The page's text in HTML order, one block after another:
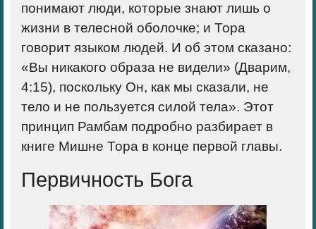
понимают люди, которые знают лишь о
жизни в телесной оболочке; и Тора
говорит языком людей. И об этом сказано:
«Вы никакого образа не видели» (Дварим,
4:15), поскольку Он, как мы сказали, не
тело и не пользуется силой тела». Этот
принцип Рамбам подробно разбирает в
книге Мишне Тора в конце первой главы.
Первичность Бога